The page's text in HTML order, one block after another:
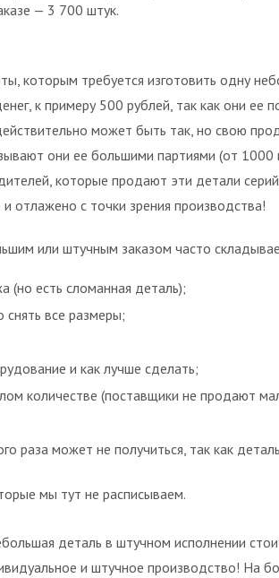
— 3 700 штук.
которым требуется изготовить одну
к примеру 500 рублей, так как они ее
может быть так, но свою
они ее большими партиями (от
которые продают эти детали
отлажено с точки зрения производства!
или штучным заказом часто
(но есть сломанная деталь);
снять все размеры;
и как лучше сделать;
количестве (поставщики не продают
раза может не получиться, так как
мы тут не расписываем.
деталь в штучном исполнении
и штучное производство! На